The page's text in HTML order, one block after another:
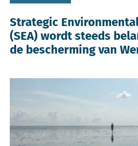
Strategic
(SEA) wordt steeds
de bescherming van